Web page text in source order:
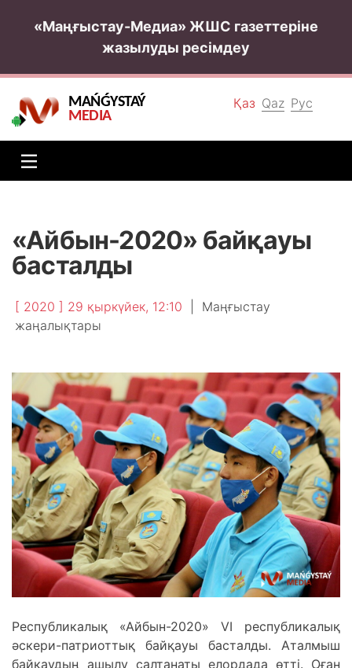
«Маңғыстау-Медиа» ЖШС газеттеріне
жазылуды ресімдеу
Қаз Qaz Рус
MAŃǴYSTAÝ
MEDIA
«Айбын-2020» байқауы
басталды
[ 2020 ] 29 қыркүйек, 12:10
Маңғыстау
жаңалықтары
Республикалық «Айбын-2020» VI республикалық
әскери-патриоттық байқауы басталды. Аталмыш
байқаудың ашылу салтанаты елордада өтті. Оған